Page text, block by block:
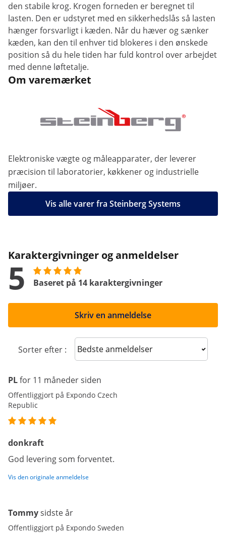
den stabile krog. Krogen forneden er beregnet til
lasten. Den er udstyret med en sikkerhedslås så lasten
hænger forsvarligt i kæden. Når du hæver og sænker
kæden, kan den til enhver tid blokeres i den ønskede
position så du hele tiden har fuld kontrol over arbejdet
med denne løftetalje.
Om varemærket
Elektroniske vægte og måleapparater, der leverer
præcision til laboratorier, køkkener og industrielle
miljøer.
Vis alle varer fra Steinberg Systems
Karaktergivninger og anmeldelser
5 Baseret på 14 karaktergivninger
Skriv en anmeldelse
Sorter efter : Sort reviews
PLfor 11 måneder siden
Offentliggjort på Expondo Czech
Republic
donkraft
God levering som forventet.
Vis den originale anmeldelse
Tommysidste år
Offentliggjort på Expondo Sweden